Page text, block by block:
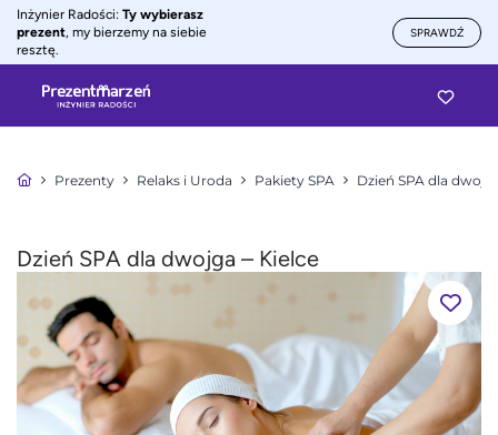
Inżynier Radości: Ty wybierasz
prezent, my bierzemy na siebie
resztę.
SPRAWDŹ
Prezenty Relaks i Uroda Pakiety SPA Dzień SPA dla
Dzień SPA dla dwojga – Kielce